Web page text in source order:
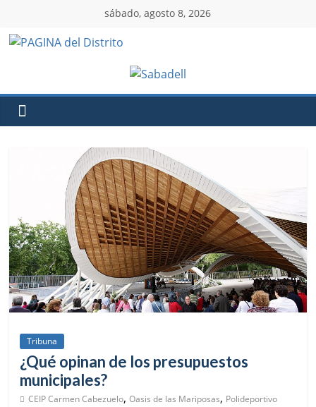
sábado, agosto 8, 2026
Tribuna
¿Qué opinan de los presupuestos
municipales?
CEIP Carmen Cabezuelo,Oasis de las Mariposas, Polideportivo